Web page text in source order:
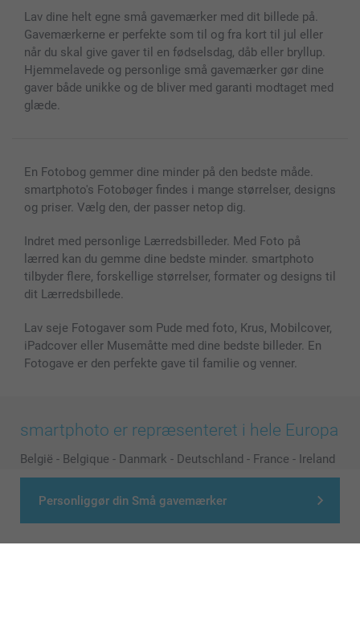
Personliggør din Små gavemærker
Fotokalender & Kalenderbog
Fotorammer & Tilbehør
Alle fotoprodukter
Investor Relations
Status for ordrer
Lav dine helt egne små gavemærker med dit billede på.
Gavemærkerne er perfekte som til og fra kort til jul eller
når du skal give gaver til en fødselsdag, dåb eller bryllup.
Hjemmelavede og personlige små gavemærker gør dine
gaver både unikke og de bliver med garanti modtaget med
glæde.
En Fotobog gemmer dine minder på den bedste måde.
smartphoto's Fotobøger findes i mange størrelser, designs
og priser. Vælg den, der passer netop dig.
Indret med personlige Lærredsbilleder. Med Foto på
lærred kan du gemme dine bedste minder. smartphoto
tilbyder flere, forskellige størrelser, formater og designs til
dit Lærredsbillede.
Lav seje Fotogaver som Pude med foto, Krus, Mobilcover,
iPadcover eller Musemåtte med dine bedste billeder. En
Fotogave er den perfekte gave til familie og venner.
smartphoto er repræsenteret i hele Europa
België - Belgique - Danmark - Deutschland - France - Ireland
- Nederland - Norge - Österreich - Schweiz - Suisse -
Switzerland - Suomi Sverige - United Kingdom